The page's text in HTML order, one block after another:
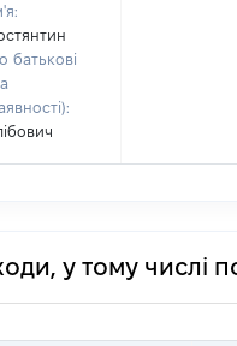
батькові
у тому числі